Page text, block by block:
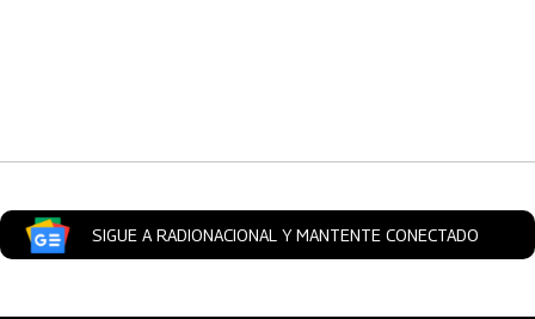
SIGUE A RADIONACIONAL Y MANTENTE CONECTADO